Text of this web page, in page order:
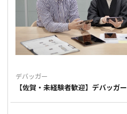
デバッガー
【佐賀・未経験者歓迎】デバッガー